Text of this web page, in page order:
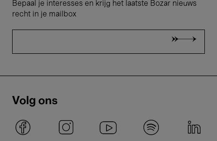
Bepaal je interesses en krijg het laatste Bozar nieuws
recht in je mailbox
Volg ons